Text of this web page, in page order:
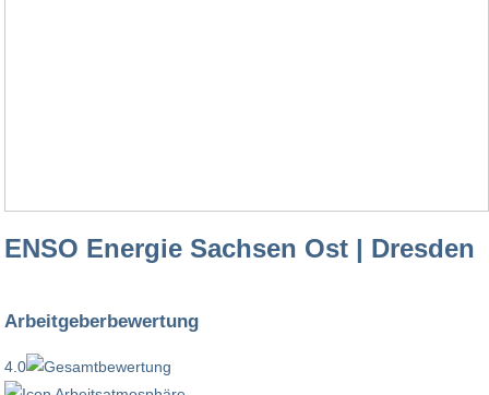
ENSO Energie Sachsen Ost | Dresden
Arbeitgeberbewertung
4.0